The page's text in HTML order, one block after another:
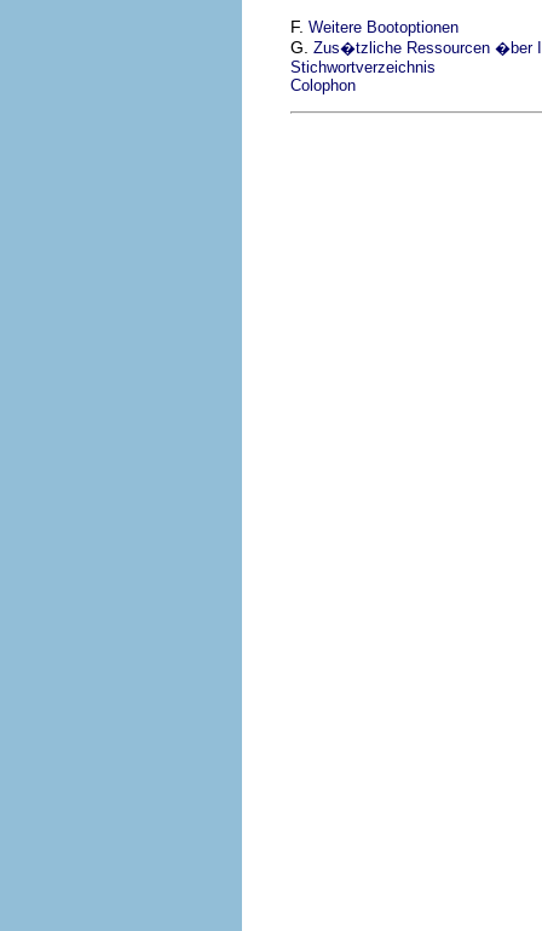
F. Weitere Bootoptionen
G. Zus�tzliche Ressourcen �ber
Stichwortverzeichnis
Colophon